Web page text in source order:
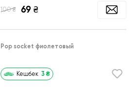
100 ₴ 69 ₴
Pop socket фиолетовый
Кешбек 3 ₴